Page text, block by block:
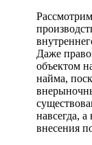
Даже
объектом
найма,
навсегда,
внесения